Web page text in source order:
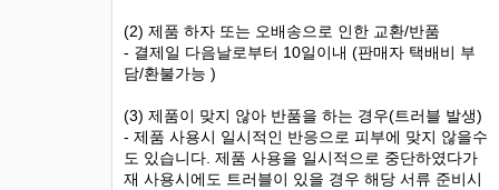
(2) 제품 하자 또는 오배송으로 인한 교환/반품
- 결제일 다음날로부터 10일이내 (판매자 택배비 부
담/환불가능 )
(3) 제품이 맞지 않아 반품을 하는 경우(트러블 발생)
- 제품 사용시 일시적인 반응으로 피부에 맞지 않을수
도 있습니다. 제품 사용을 일시적으로 중단하였다가
재 사용시에도 트러블이 있을 경우 해당 서류 준비시